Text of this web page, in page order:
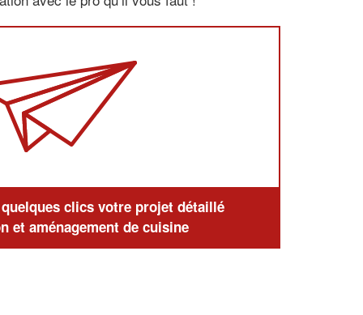
clics votre projet détaillé
et aménagement de cuisine